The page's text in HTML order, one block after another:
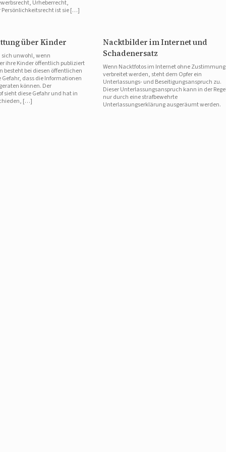
Urheberrecht,
ist sie […]
über Kinder
sich unwohl, wenn
ihre Kinder öffentlich publiziert
besteht bei diesen öffentlichen
dass die Informationen
können. Der
sieht diese Gefahr und hat in
[…]
Nacktbilder im Internet und
Schadenersatz
Wenn Nacktfotos im Internet ohne Zustimmung
verbreitet werden, steht dem Opfer ein
Unterlassungs- und Beseitigungsanspruch zu.
Dieser Unterlassungsanspruch kann in der
nur durch eine strafbewehrte
Unterlassungserklärung ausgeräumt werden.